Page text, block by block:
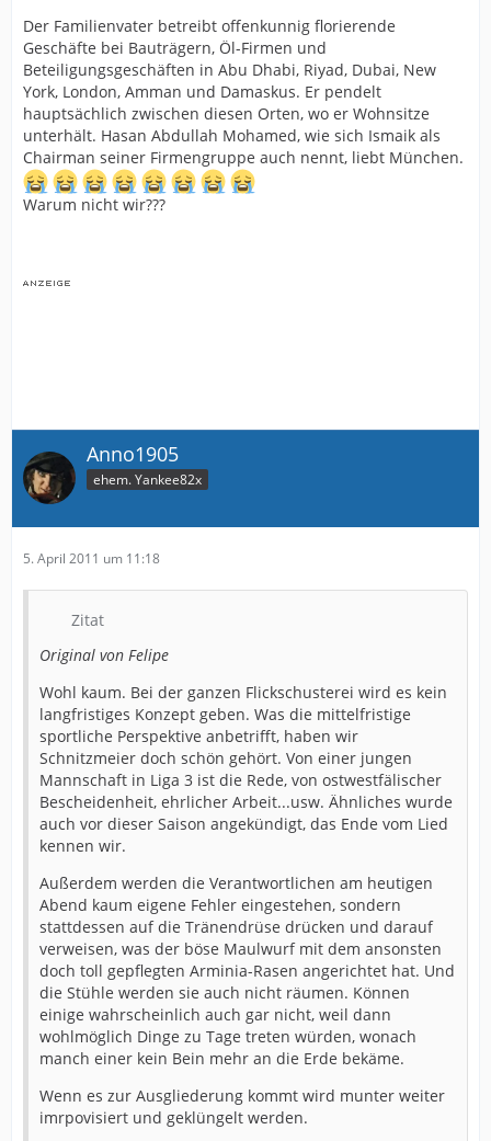
Der Familienvater betreibt offenkunnig florierende
Geschäfte bei Bauträgern, Öl-Firmen und
Beteiligungsgeschäften in Abu Dhabi, Riyad, Dubai, New
York, London, Amman und Damaskus. Er pendelt
hauptsächlich zwischen diesen Orten, wo er Wohnsitze
unterhält. Hasan Abdullah Mohamed, wie sich Ismaik als
Chairman seiner Firmengruppe auch nennt, liebt München.
Warum nicht wir???
Anno1905
ehem. Yankee82x
5. April 2011 um 11:18
Zitat
Original von Felipe
Wohl kaum. Bei der ganzen Flickschusterei wird es kein
langfristiges Konzept geben. Was die mittelfristige
sportliche Perspektive anbetrifft, haben wir
Schnitzmeier doch schön gehört. Von einer jungen
Mannschaft in Liga 3 ist die Rede, von ostwestfälischer
Bescheidenheit, ehrlicher Arbeit...usw. Ähnliches wurde
auch vor dieser Saison angekündigt, das Ende vom Lied
kennen wir.
Außerdem werden die Verantwortlichen am heutigen
Abend kaum eigene Fehler eingestehen, sondern
stattdessen auf die Tränendrüse drücken und darauf
verweisen, was der böse Maulwurf mit dem ansonsten
doch toll gepflegten Arminia-Rasen angerichtet hat. Und
die Stühle werden sie auch nicht räumen. Können
einige wahrscheinlich auch gar nicht, weil dann
wohlmöglich Dinge zu Tage treten würden, wonach
manch einer kein Bein mehr an die Erde bekäme.
Wenn es zur Ausgliederung kommt wird munter weiter
imrpovisiert und geklüngelt werden.